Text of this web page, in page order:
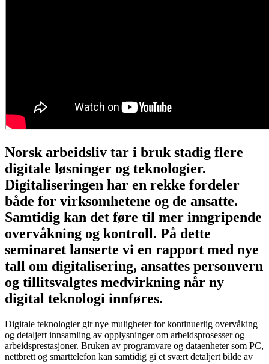
Norsk arbeidsliv tar i bruk stadig flere
digitale løsninger og teknologier.
Digitaliseringen har en rekke fordeler
både for virksomhetene og de ansatte.
Samtidig kan det føre til mer inngripende
overvåkning og kontroll. På dette
seminaret lanserte vi en rapport med nye
tall om digitalisering, ansattes personvern
og tillitsvalgtes medvirkning når ny
digital teknologi innføres.
Digitale teknologier gir nye muligheter for kontinuerlig overvåking
og detaljert innsamling av opplysninger om arbeidsprosesser og
arbeidsprestasjoner. Bruken av programvare og dataenheter som PC,
nettbrett og smarttelefon kan samtidig gi et svært detaljert bilde av